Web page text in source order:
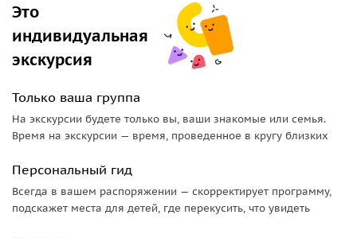
Это
индивидуальная
экскурсия
Только ваша группа
На экскурсии будете только вы, ваши знакомые или семья.
Время на экскурсии — время, проведенное в кругу близких
Персональный гид
Всегда в вашем распоряжении — скорректирует программу,
подскажет места для детей, где перекусить, что увидеть